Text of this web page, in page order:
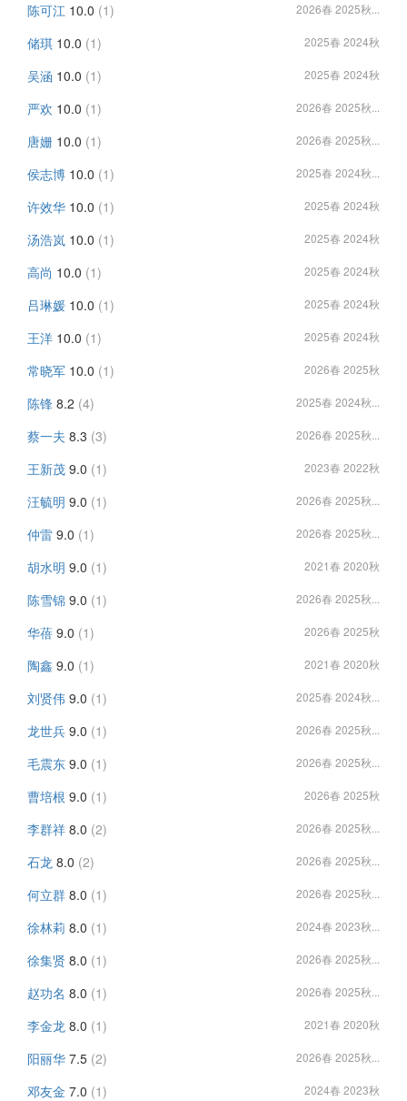
陈可江 10.0 (1) 2026春 2025秋...
储琪 10.0 (1) 2025春 2024秋
吴涵 10.0 (1) 2025春 2024秋
严欢 10.0 (1) 2026春 2025秋...
唐姗 10.0 (1) 2026春 2025秋...
侯志博 10.0 (1) 2025春 2024秋...
许效华 10.0 (1) 2025春 2024秋
汤浩岚 10.0 (1) 2025春 2024秋
高尚 10.0 (1) 2025春 2024秋
吕琳媛 10.0 (1) 2025春 2024秋
王洋 10.0 (1) 2025春 2024秋
常晓军 10.0 (1) 2026春 2025秋
陈锋 8.2 (4) 2025春 2024秋...
蔡一夫 8.3 (3) 2026春 2025秋...
王新茂 9.0 (1) 2023春 2022秋
汪毓明 9.0 (1) 2026春 2025秋...
仲雷 9.0 (1) 2026春 2025秋...
胡水明 9.0 (1) 2021春 2020秋
陈雪锦 9.0 (1) 2026春 2025秋...
华蓓 9.0 (1) 2026春 2025秋
陶鑫 9.0 (1) 2021春 2020秋
刘贤伟 9.0 (1) 2025春 2024秋...
龙世兵 9.0 (1) 2026春 2025秋...
毛震东 9.0 (1) 2026春 2025秋...
曹培根 9.0 (1) 2026春 2025秋
李群祥 8.0 (2) 2026春 2025秋...
石龙 8.0 (2) 2026春 2025秋...
何立群 8.0 (1) 2026春 2025秋...
徐林莉 8.0 (1) 2024春 2023秋...
徐集贤 8.0 (1) 2026春 2025秋...
赵功名 8.0 (1) 2026春 2025秋...
李金龙 8.0 (1) 2021春 2020秋
阳丽华 7.5 (2) 2026春 2025秋...
邓友金 7.0 (1) 2024春 2023秋